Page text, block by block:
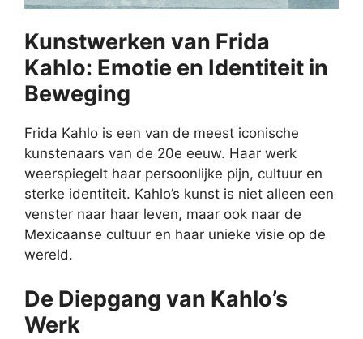
Kunstwerken van Frida
Kahlo: Emotie en Identiteit in
Beweging
Frida Kahlo is een van de meest iconische
kunstenaars van de 20e eeuw. Haar werk
weerspiegelt haar persoonlijke pijn, cultuur en
sterke identiteit. Kahlo’s kunst is niet alleen een
venster naar haar leven, maar ook naar de
Mexicaanse cultuur en haar unieke visie op de
wereld.
De Diepgang van Kahlo’s
Werk